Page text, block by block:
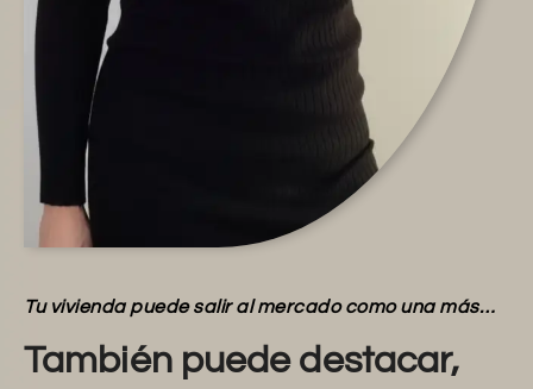
Tu vivienda puede salir al mercado como una más…
También puede destacar,